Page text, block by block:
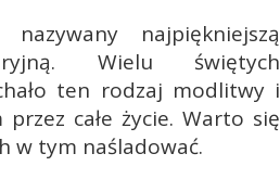
nazywany najpiękniejszą
Wielu świętych
ten rodzaj modlitwy i
całe życie. Warto się
w tym naśladować.